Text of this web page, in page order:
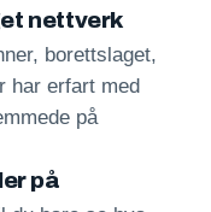
nettverk
borettslaget,
har erfart med
på
på